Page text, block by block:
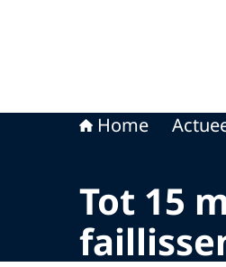
Home
Tot 15